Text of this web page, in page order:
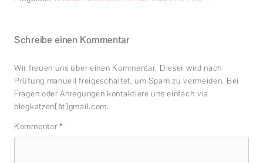
Schreibe einen Kommentar
Wir freuen uns über einen Kommentar. Dieser wird nach
Prüfung manuell freigeschaltet, um Spam zu vermeiden. Bei
Fragen oder Anregungen kontaktiere uns einfach via
blogkatzen[ät]gmail.com.
Kommentar *